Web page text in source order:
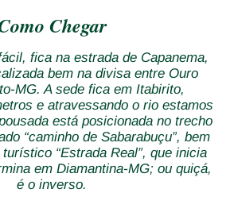
Chegar
fica na estrada de Capanema,
bem na divisa entre Ouro
MG. A sede fica em Itabirito,
e atravessando o rio estamos
está posicionada no trecho
“caminho de Sabarabuçu”, bem
“Estrada Real”, que inicia
em Diamantina-MG; ou quiçá,
é o inverso.